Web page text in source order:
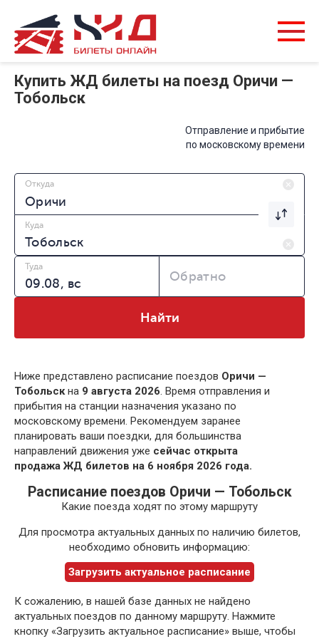
Купить ЖД билеты на поезд Оричи —
Тобольск
Отправление и прибытие
по московскому времени
Откуда
Куда
Туда
Обратно
Найти
Ниже представлено расписание поездов Оричи —
Тобольскна 9 августа 2026. Время отправления и
прибытия на станции назначения указано по
московскому времени. Рекомендуем заранее
планировать ваши поездки, для большинства
направлений движения уже сейчас открыта
продажа ЖД билетов на 6 ноября 2026 года.
Расписание поездов Оричи — Тобольск
Какие поезда ходят по этому маршруту
Для просмотра актуальных данных по наличию билетов,
необходимо обновить информацию:
Загрузить актуальное расписание
К сожалению, в нашей базе данных не найдено
актуальных поездов по данному маршруту. Нажмите
кнопку «Загрузить актуальное расписание» выше, чтобы